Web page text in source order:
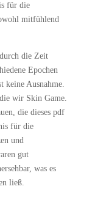
für die
mitfühlend
die Zeit
Epochen
keine Ausnahme.
wir Skin Game.
die dieses pdf
für die
und
gut
was es
ließ.